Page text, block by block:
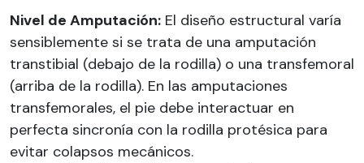
Nivel de Amputación: El diseño estructural varía
sensiblemente si se trata de una amputación
transtibial (debajo de la rodilla) o una transfemoral
(arriba de la rodilla). En las amputaciones
transfemorales, el pie debe interactuar en
perfecta sincronía con la rodilla protésica para
evitar colapsos mecánicos.